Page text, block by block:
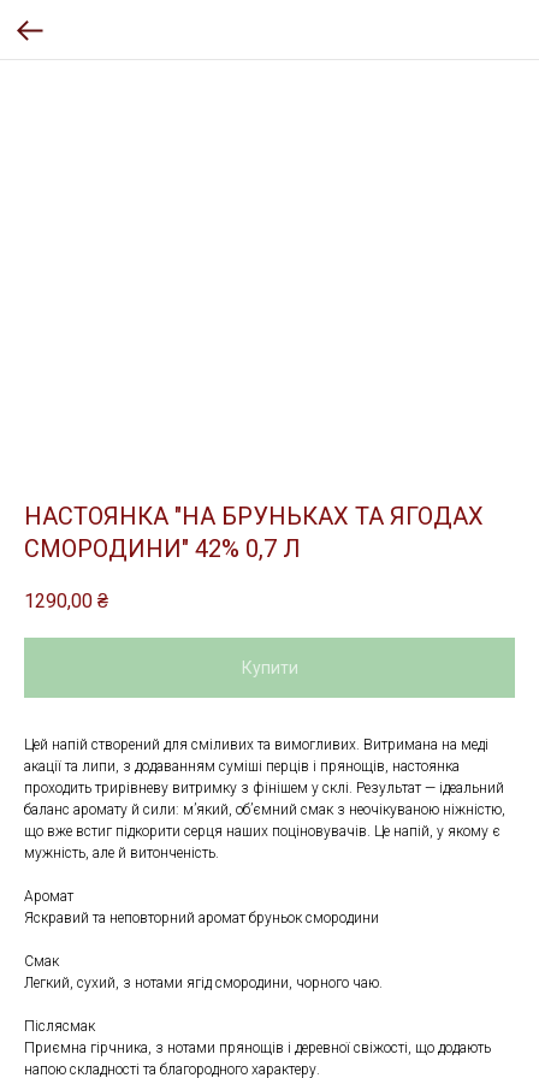
НАСТОЯНКА "НА БРУНЬКАХ ТА ЯГОДАХ
СМОРОДИНИ" 42% 0,7 Л
1290,00 ₴
Купити
Цей напій створений для сміливих та вимогливих. Витримана на меді
акації та липи, з додаванням суміші перців і прянощів, настоянка
проходить трирівневу витримку з фінішем у склі. Результат — ідеальний
баланс аромату й сили: м’який, об’ємний смак з неочікуваною ніжністю,
що вже встиг підкорити серця наших поціновувачів. Це напій, у якому є
мужність, але й витонченість.
Аромат
Яскравий та неповторний аромат бруньок смородини
Смак
Легкий, сухий, з нотами ягід смородини, чорного чаю.
Післясмак
Приємна гірчника, з нотами прянощів і деревної свіжості, що додають
напою складності та благородного характеру.